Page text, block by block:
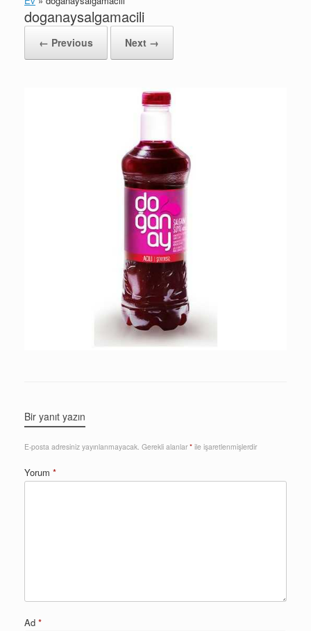
doganaysalgamacili
← Previous Next →
Bir yanıt yazın
E-posta adresiniz yayınlanmayacak. Gerekli alanlar* ile işaretlenmişlerdir
Yorum *
Ad *